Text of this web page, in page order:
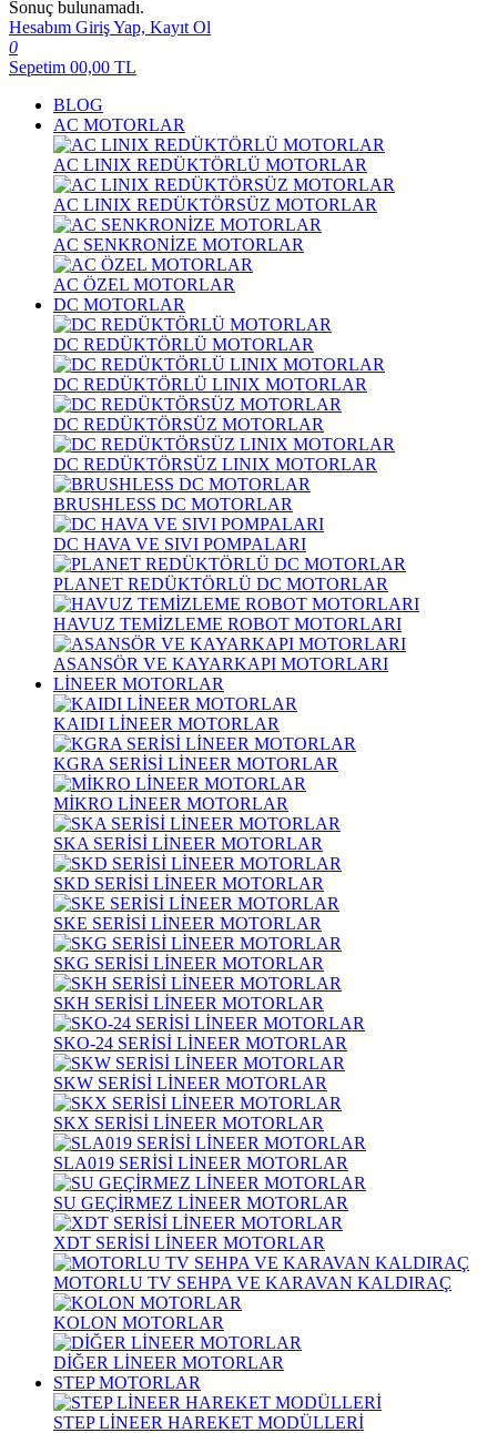
Sonuç bulunamadı.
Hesabım Giriş Yap, Kayıt Ol
0
Sepetim 00,00 TL
BLOG
AC MOTORLAR
AC LINIX REDÜKTÖRLÜ MOTORLAR
AC LINIX REDÜKTÖRSÜZ MOTORLAR
AC SENKRONİZE MOTORLAR
AC ÖZEL MOTORLAR
DC MOTORLAR
DC REDÜKTÖRLÜ MOTORLAR
DC REDÜKTÖRLÜ LINIX MOTORLAR
DC REDÜKTÖRSÜZ MOTORLAR
DC REDÜKTÖRSÜZ LINIX MOTORLAR
BRUSHLESS DC MOTORLAR
DC HAVA VE SIVI POMPALARI
PLANET REDÜKTÖRLÜ DC MOTORLAR
HAVUZ TEMİZLEME ROBOT MOTORLARI
ASANSÖR VE KAYARKAPI MOTORLARI
LİNEER MOTORLAR
KAIDI LİNEER MOTORLAR
KGRA SERİSİ LİNEER MOTORLAR
MİKRO LİNEER MOTORLAR
SKA SERİSİ LİNEER MOTORLAR
SKD SERİSİ LİNEER MOTORLAR
SKE SERİSİ LİNEER MOTORLAR
SKG SERİSİ LİNEER MOTORLAR
SKH SERİSİ LİNEER MOTORLAR
SKO-24 SERİSİ LİNEER MOTORLAR
SKW SERİSİ LİNEER MOTORLAR
SKX SERİSİ LİNEER MOTORLAR
SLA019 SERİSİ LİNEER MOTORLAR
SU GEÇİRMEZ LİNEER MOTORLAR
XDT SERİSİ LİNEER MOTORLAR
MOTORLU TV SEHPA VE KARAVAN KALDIRAÇ
KOLON MOTORLAR
DİĞER LİNEER MOTORLAR
STEP MOTORLAR
STEP LİNEER HAREKET MODÜLLERİ